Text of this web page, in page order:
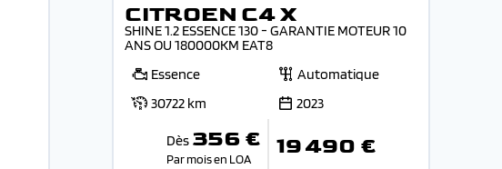
CITROEN C4 X
SHINE 1.2 ESSENCE 130 - GARANTIE MOTEUR 10
ANS OU 180000KM EAT8
Essence
Automatique
30722 km
2023
Dès 356 €
Par mois en LOA 19 490 €